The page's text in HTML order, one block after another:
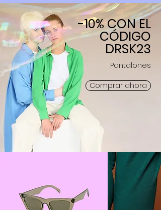
-10% CON EL
CÓDIGO
DRSK23
Pantalones
Comprar ahora